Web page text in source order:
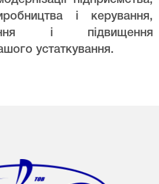
і керування,
і підвищення
устаткування.